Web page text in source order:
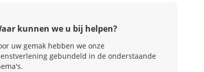
kunnen we u bij helpen?
uw gemak hebben we onze
gebundeld in de onderstaande